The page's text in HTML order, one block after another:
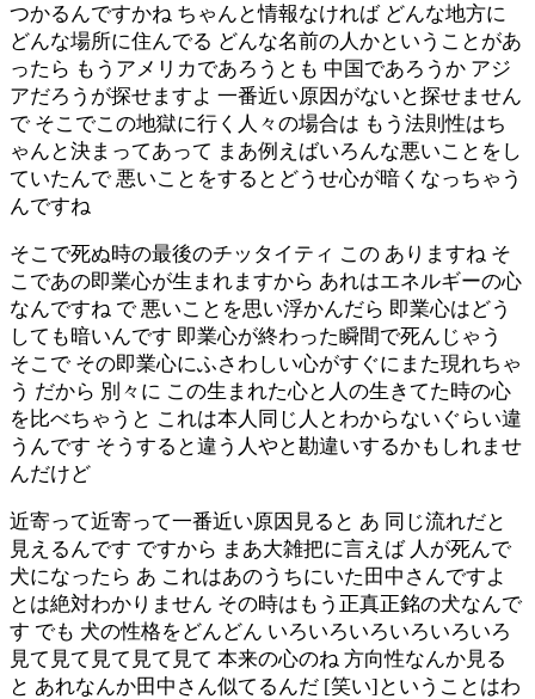
つかるんですかね ちゃんと情報なければ どんな地方に
どんな場所に住んでる どんな名前の人かということがあ
ったら もうアメリカであろうとも 中国であろうか アジ
アだろうが探せますよ 一番近い原因がないと探せません
で そこでこの地獄に行く人々の場合は もう法則性はち
ゃんと決まってあって まあ例えばいろんな悪いことをし
ていたんで 悪いことをするとどうせ心が暗くなっちゃう
んですね
そこで死ぬ時の最後のチッタイティ この ありますね そ
こであの即業心が生まれますから あれはエネルギーの心
なんですね で 悪いことを思い浮かんだら 即業心はどう
しても暗いんです 即業心が終わった瞬間で死んじゃう
そこで その即業心にふさわしい心がすぐにまた現れちゃ
う だから 別々に この生まれた心と人の生きてた時の心
を比べちゃうと これは本人同じ人とわからないぐらい違
うんです そうすると違う人やと勘違いするかもしれませ
んだけど
近寄って近寄って一番近い原因見ると あ 同じ流れだと
見えるんです ですから まあ大雑把に言えば 人が死んで
犬になったら あ これはあのうちにいた田中さんですよ
とは絶対わかりません その時はもう正真正銘の犬なんで
す でも 犬の性格をどんどん いろいろいろいろいろいろ
見て見て見て見て見て 本来の心のね 方向性なんか見る
と あれなんか田中さん似てるんだ [笑い]ということはわ